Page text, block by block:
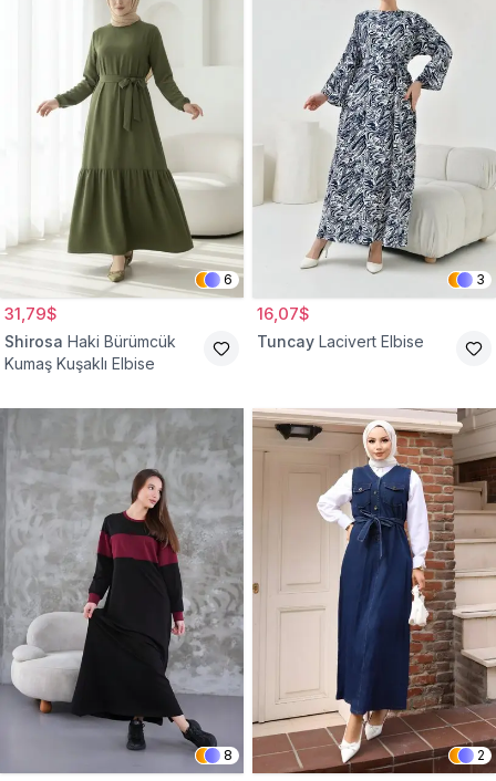
6
31,79$
Shirosa Haki Bürümcük
Kumaş Kuşaklı Elbise
3
16,07$
Tuncay Lacivert Elbise
8 2